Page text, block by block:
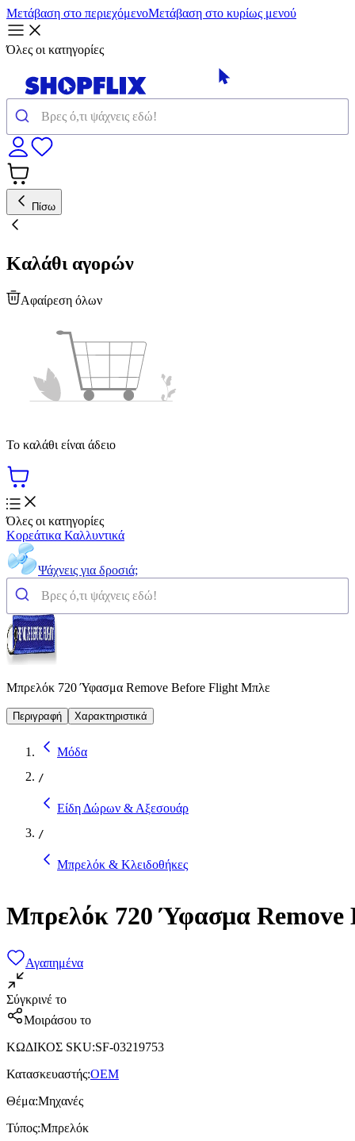
Μετάβαση στο περιεχόμενοΜετάβαση στο κυρίως μενού
Όλες οι κατηγορίες
Πίσω
Καλάθι αγορών
Αφαίρεση όλων
Το καλάθι είναι άδειο
Όλες οι κατηγορίες
Κορεάτικα Καλλυντικά
Ψάχνεις για δροσιά;
Μπρελόκ 720 Ύφασμα Remove Before Flight Μπλε
Περιγραφή Χαρακτηριστικά
Μόδα
/
Είδη Δώρων & Αξεσουάρ
/
Μπρελόκ & Κλειδοθήκες
Μπρελόκ 720 Ύφασμα
Αγαπημένα
Σύγκρινέ το
Μοιράσου το
ΚΩΔΙΚΟΣ SKU:SF-03219753
Κατασκευαστής:OEM
Θέμα:Μηχανές
Τύπος:Μπρελόκ